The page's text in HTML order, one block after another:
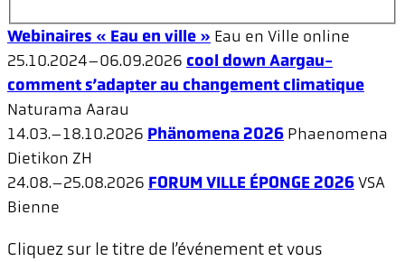
Webinaires « Eau en ville » Eau en Ville online
25.10.2024–06.09.2026 cool down Aargau-
comment s’adapter au changement climatique
Naturama Aarau
14.03.–18.10.2026 Phänomena 2026 Phaenomena
Dietikon ZH
24.08.–25.08.2026 FORUM VILLE ÉPONGE 2026VSA
Bienne
Cliquez sur le titre de l’événement et vous